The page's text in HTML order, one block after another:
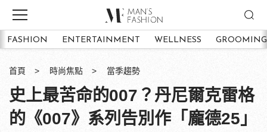
FASHION ENTERTAINMENT WELLNESS GROOMING
首頁 時尚焦點 當季趨勢
史上最苦命的007？丹尼爾克雷格
的《007》系列告別作「龐德25」